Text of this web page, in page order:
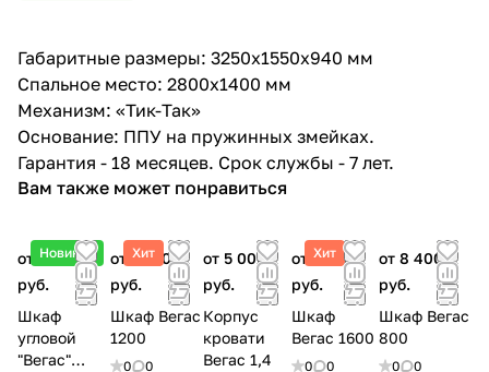
Габаритные размеры: 3250х1550х940 мм
Спальное место: 2800х1400 мм
Механизм: «Тик-Так»
Основание: ППУ на пружинных змейках.
Гарантия - 18 месяцев. Срок службы - 7 лет.
Вам также может понравиться
Новинка
от 12 620
руб.
Шкаф
угловой
"Вегас"
Хит
от 12 600
руб.
Шкаф Вегас
1200
0
0
от 5 000
руб.
Корпус
кровати
Вегас 1,4
Хит
от 24 100
руб.
Шкаф
Вегас 1600
0
0
от 8 400
руб.
Шкаф Вегас
800
0
0